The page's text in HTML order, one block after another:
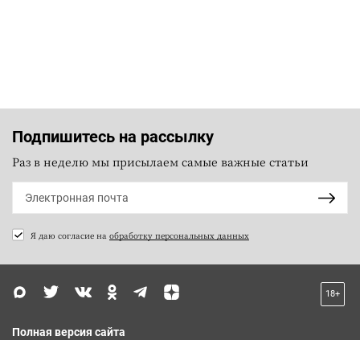
Подпишитесь на рассылку
Раз в неделю мы присылаем самые важные статьи
Я даю согласие на обработку персональных данных
18+
Полная версия сайта